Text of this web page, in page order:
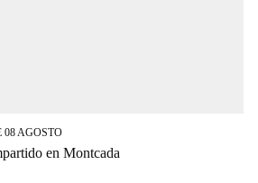
08 AGOSTO
en Montcada